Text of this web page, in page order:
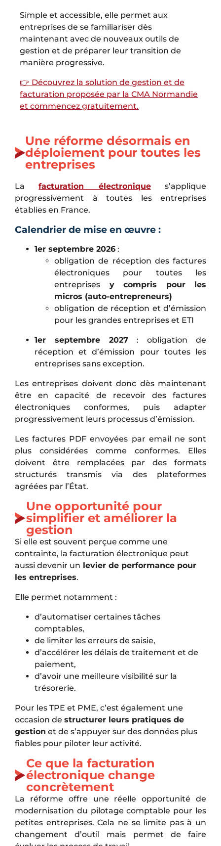
Simple et accessible, elle permet aux
entreprises de se familiariser dès
maintenant avec de nouveaux outils de
gestion et de préparer leur transition de
manière progressive.
👉 Découvrez la solution de gestion et de
facturation proposée par la CMA Normandie
et commencez gratuitement.
Une réforme désormais en
déploiement pour toutes les
entreprises
Lafacturation électroniques’applique
progressivement à toutes les entreprises
établies en France.
Calendrier de mise en œuvre :
1er septembre 2026 :
obligation de réception des factures
électroniques pour toutes les
entreprises y compris pour les
micros (auto-entrepreneurs)
obligation de réception et d’émission
pour les grandes entreprises et ETI
1er septembre 2027 : obligation de
réception et d’émission pour toutes les
entreprises sans exception.
Les entreprises doivent donc dès maintenant
être en capacité de recevoir des factures
électroniques conformes, puis adapter
progressivement leurs processus d’émission.
Les factures PDF envoyées par email ne sont
plus considérées comme conformes. Elles
doivent être remplacées par des formats
structurés transmis via des plateformes
agréées par l’État.
Une opportunité pour
simplifier et améliorer la
gestion
Si elle est souvent perçue comme une
contrainte, la facturation électronique peut
aussi devenir un levier de performance pour
les entreprises.
Elle permet notamment :
d’automatiser certaines tâches
comptables,
de limiter les erreurs de saisie,
d’accélérer les délais de traitement et de
paiement,
d’avoir une meilleure visibilité sur la
trésorerie.
Pour les TPE et PME, c’est également une
occasion de structurer leurs pratiques de
gestion et de s’appuyer sur des données plus
fiables pour piloter leur activité.
Ce que la facturation
électronique change
concrètement
La réforme offre une réelle opportunité de
modernisation du pilotage comptable pour les
petites entreprises. Cela ne se limite pas à un
changement d’outil mais permet de faire